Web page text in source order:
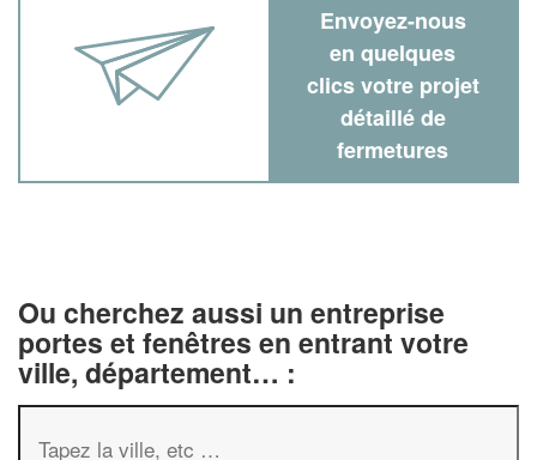
Envoyez-nous
en quelques
clics votre projet
détaillé de
fermetures
Ou cherchez aussi un entreprise
portes et fenêtres en entrant votre
ville, département… :